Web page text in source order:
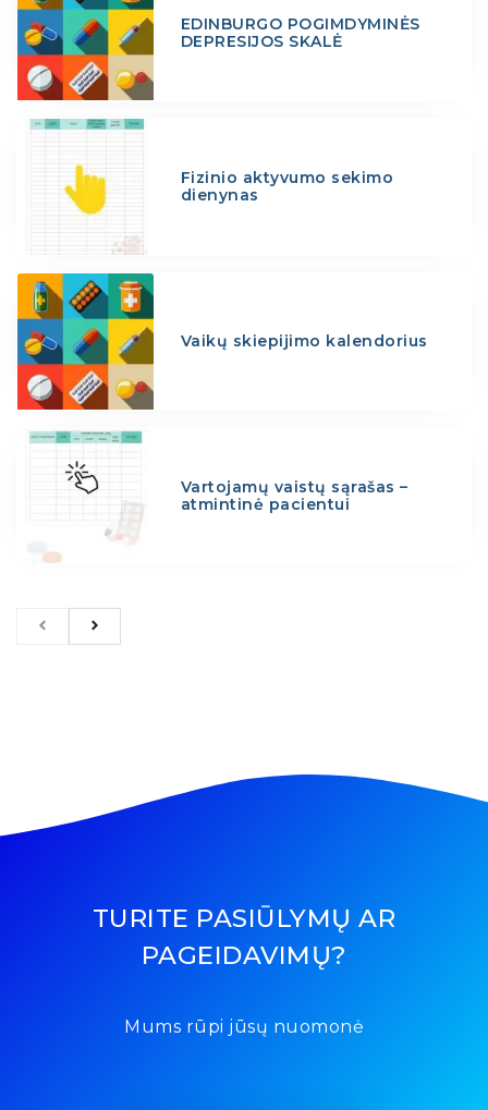
EDINBURGO POGIMDYMINĖS
DEPRESIJOS SKALĖ
Fizinio aktyvumo sekimo
dienynas
Vaikų skiepijimo kalendorius
Vartojamų vaistų sąrašas –
atmintinė pacientui
TURITE PASIŪLYMŲ AR
PAGEIDAVIMŲ?
Mums rūpi jūsų nuomonė